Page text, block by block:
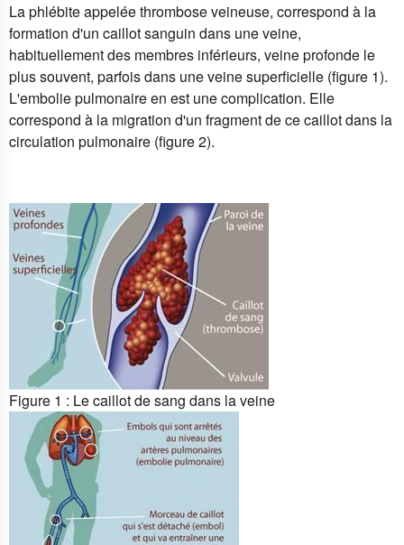
La phlébite appelée thrombose veineuse, correspond à la
formation d'un caillot sanguin dans une veine,
habituellement des membres inférieurs, veine profonde le
plus souvent, parfois dans une veine superficielle (figure 1).
L'embolie pulmonaire en est une complication. Elle
correspond à la migration d'un fragment de ce caillot dans la
circulation pulmonaire (figure 2).
Figure 1 : Le caillot de sang dans la veine